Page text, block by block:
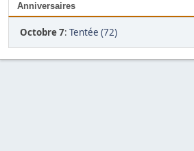
Anniversaires
Octobre 7: Tentée (72)